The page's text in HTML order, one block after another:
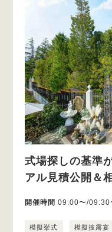
式場探しの基準
アル見積公開＆
開催時間 09:00〜/09:30
模擬挙式 模擬披露宴